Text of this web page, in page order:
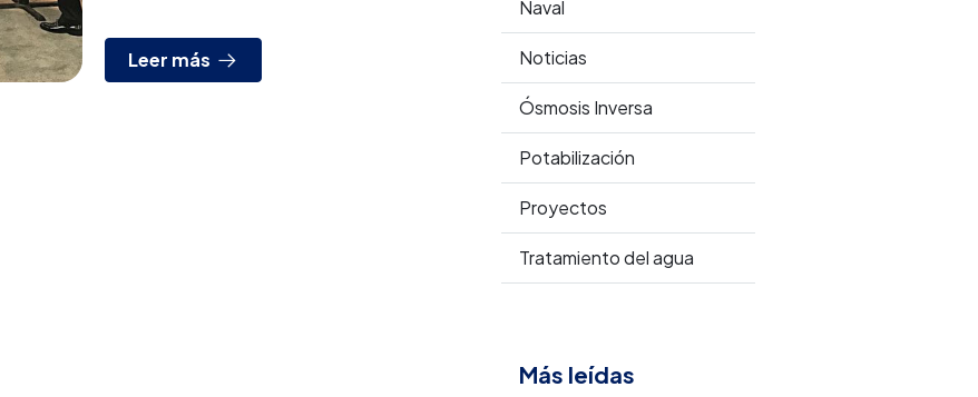
Naval
Noticias
Ósmosis Inversa
Potabilización
Proyectos
Tratamiento del agua
Más leídas
Leer más